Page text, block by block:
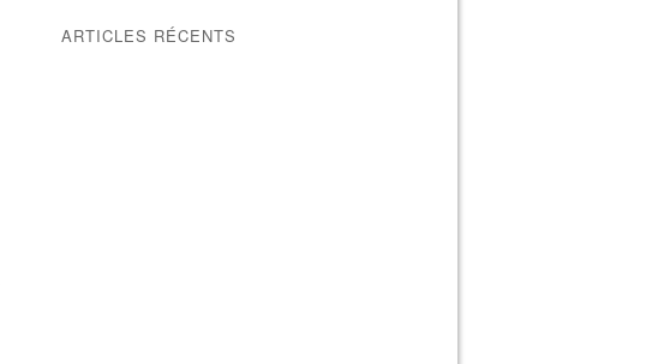
ARTICLES RÉCENTS